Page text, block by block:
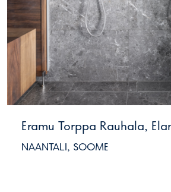
Eramu Torppa Rauhala,
NAANTALI, SOOME